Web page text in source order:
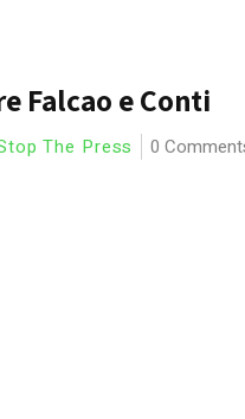
Falcao e Conti
The Press 0